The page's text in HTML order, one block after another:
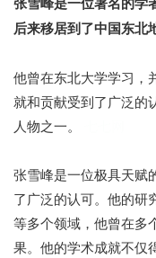
后来移居到了中国东北
他曾在东北大学学习，
就和贡献受到了广泛的
人物之一。
张雪峰是一位极具天赋
了广泛的认可。他的研
等多个领域，他曾在多
果。他的学术成就不仅